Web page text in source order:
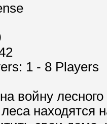
1 - 8 Players
войну
находятся